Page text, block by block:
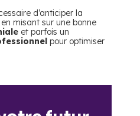
d’anticiper la
misant sur une bonne
et parfois un
pour optimiser